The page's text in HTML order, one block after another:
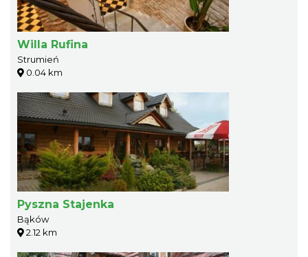
Willa Rufina
Strumień
0.04 km
Pyszna Stajenka
Bąków
2.12 km